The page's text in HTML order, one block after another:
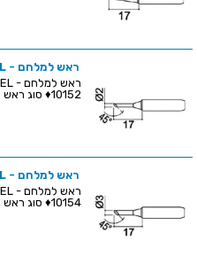
ראש למלחם - 2.0MM ANGLED CHISEL
10152♦ סוג ראש : LONG LIFE♦ טמפ...
ראש למלחם - 3.0MM ANGLED CHISEL
10154♦ סוג ראש : LONG LIFE♦ טמפ...